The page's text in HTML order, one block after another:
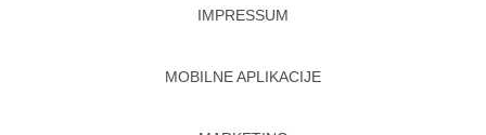
IMPRESSUM
MOBILNE APLIKACIJE